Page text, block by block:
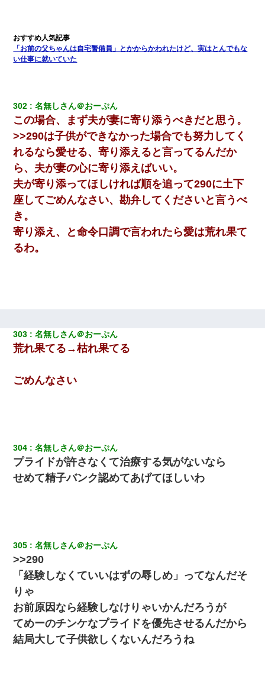
「お前の父ちゃんは自宅警備員」とかからかわれたけど、実はとんでもな
い仕事に就いていた
302 名無しさん＠おーぷん
この場合、まず夫が妻に寄り添うべきだと思う。
>>290は子供ができなかった場合でも努力してく
れるなら愛せる、寄り添えると言ってるんだか
ら、夫が妻の心に寄り添えばいい。
夫が寄り添ってほしければ順を追って290に土下
座してごめんなさい、勘弁してくださいと言うべ
き。
寄り添え、と命令口調で言われたら愛は荒れ果て
るわ。
303 名無しさん＠おーぷん
荒れ果てる→枯れ果てる
ごめんなさい
304 名無しさん＠おーぷん
プライドが許さなくて治療する気がないなら
せめて精子バンク認めてあげてほしいわ
305 名無しさん＠おーぷん
>>290
「経験しなくていいはずの辱しめ」ってなんだそ
りゃ
お前原因なら経験しなけりゃいかんだろうが
てめーのチンケなプライドを優先させるんだから
結局大して子供欲しくないんだろうね